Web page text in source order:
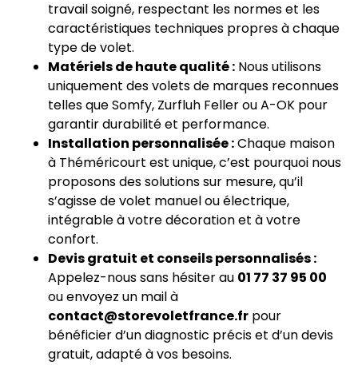
travail soigné, respectant les normes et les
caractéristiques techniques propres à chaque
type de volet.
Matériels de haute qualité : Nous utilisons
uniquement des volets de marques reconnues
telles que Somfy, Zurfluh Feller ou A-OK pour
garantir durabilité et performance.
Installation personnalisée :Chaque maison
à Théméricourt est unique, c’est pourquoi nous
proposons des solutions sur mesure, qu’il
s’agisse de volet manuel ou électrique,
intégrable à votre décoration et à votre
confort.
Devis gratuit et conseils personnalisés :
Appelez-nous sans hésiter au 01 77 37 95 00
ou envoyez un mail à
contact@storevoletfrance.fr pour
bénéficier d’un diagnostic précis et d’un devis
gratuit, adapté à vos besoins.